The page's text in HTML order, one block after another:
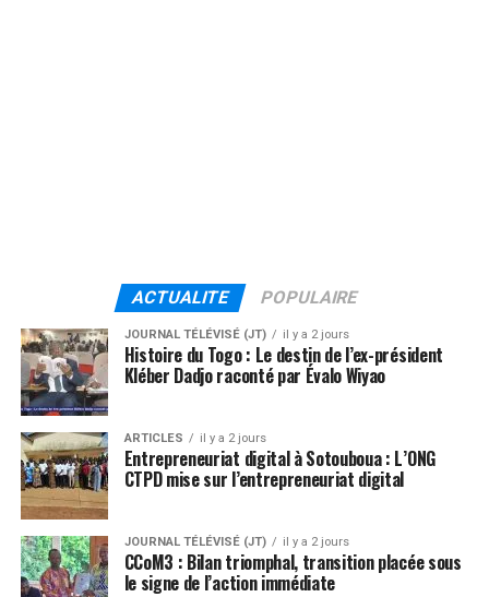
ACTUALITE POPULAIRE
JOURNAL TÉLÉVISÉ (JT) il y a 2 jours
Histoire du Togo : Le destin de l’ex-président
Kléber Dadjo raconté par Évalo Wiyao
ARTICLES il y a 2 jours
Entrepreneuriat digital à Sotouboua : L’ONG
CTPD mise sur l’entrepreneuriat digital
JOURNAL TÉLÉVISÉ (JT) il y a 2 jours
CCoM3 : Bilan triomphal, transition placée sous
le signe de l’action immédiate